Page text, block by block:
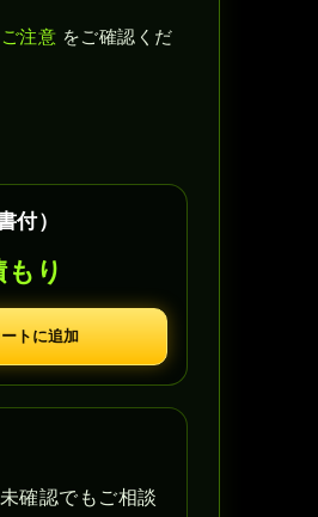
注意 をご確認くだ
付）
り
トに追加
確認でもご相談